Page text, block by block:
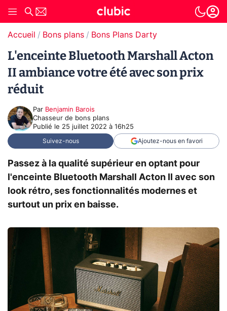
Accueil Bons plans Bons Plans Darty
L'enceinte Bluetooth Marshall Acton
II ambiance votre été avec son prix
réduit
Par Benjamin Barois
Chasseur de bons plans
Publié le 25 juillet 2022 à 16h25
Suivez-nous Ajoutez-nous en favori
Passez à la qualité supérieur en optant pour
l'enceinte Bluetooth Marshall Acton II avec son
look rétro, ses fonctionnalités modernes et
surtout un prix en baisse.